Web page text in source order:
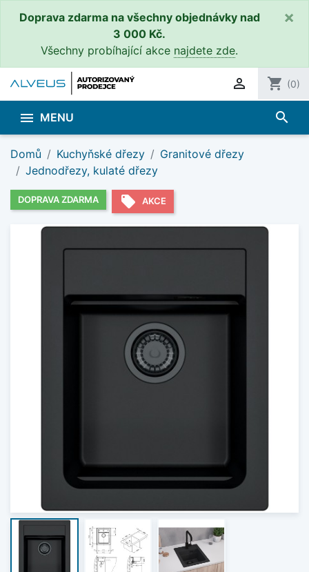
Doprava zdarma na všechny objednávky nad
3 000 Kč.
Všechny probíhající akce najdete zde.
×
 shopping_cart (0)
 MENU search
Domů Kuchyňské dřezy
Granitové dřezy
Jednodřezy, kulaté dřezy
DOPRAVA ZDARMA local_offer AKCE